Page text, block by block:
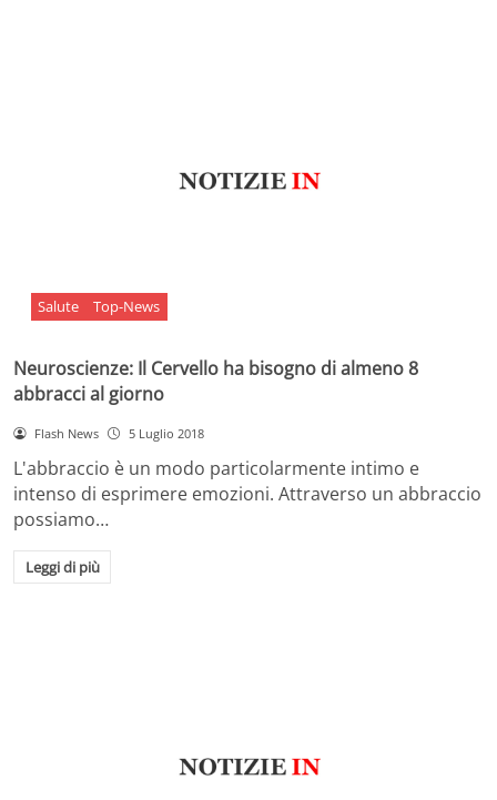
Salute Top-News
Neuroscienze: Il Cervello ha bisogno di almeno 8
abbracci al giorno
Flash News 5 Luglio 2018
L'abbraccio è un modo particolarmente intimo e
intenso di esprimere emozioni. Attraverso un abbraccio
possiamo…
Leggi di più